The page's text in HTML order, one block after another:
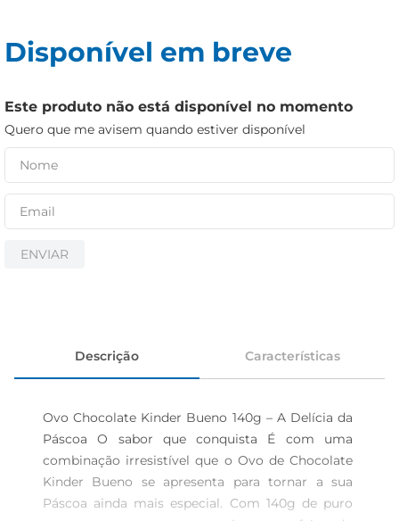
Disponível em breve
Este produto não está disponível no momento
Quero que me avisem quando estiver disponível
ENVIAR
Descrição Características
Ovo Chocolate Kinder Bueno 140g – A Delícia da
Páscoa O sabor que conquista É com uma
combinação irresistível que o Ovo de Chocolate
Kinder Bueno se apresenta para tornar a sua
Páscoa ainda mais especial. Com 140g de puro
azeite
iogurte
papel higiênico